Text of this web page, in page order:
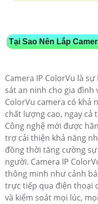
Tại Sao Nên Lắp
Camera IP ColorVu là
sát an ninh cho gia đình
ColorVu camera có khả
chất lượng cao, ngay cả
Công nghệ mới được
trợ cải thiện khả năng
đồng thời tăng cường
người. Camera IP
thông minh như cảnh
trực tiếp qua điện thoại
và kiểm soát mọi lúc,